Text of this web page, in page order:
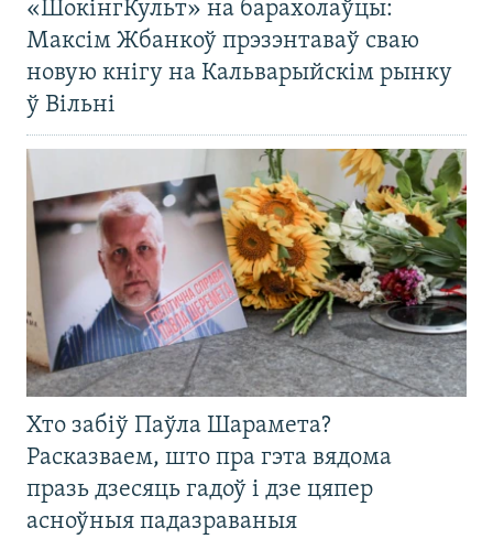
«ШокінгКульт» на барахолаўцы:
Максім Жбанкоў прэзэнтаваў сваю
новую кнігу на Кальварыйскім рынку
ў Вільні
Хто забіў Паўла Шарамета?
Расказваем, што пра гэта вядома
празь дзесяць гадоў і дзе цяпер
асноўныя падазраваныя